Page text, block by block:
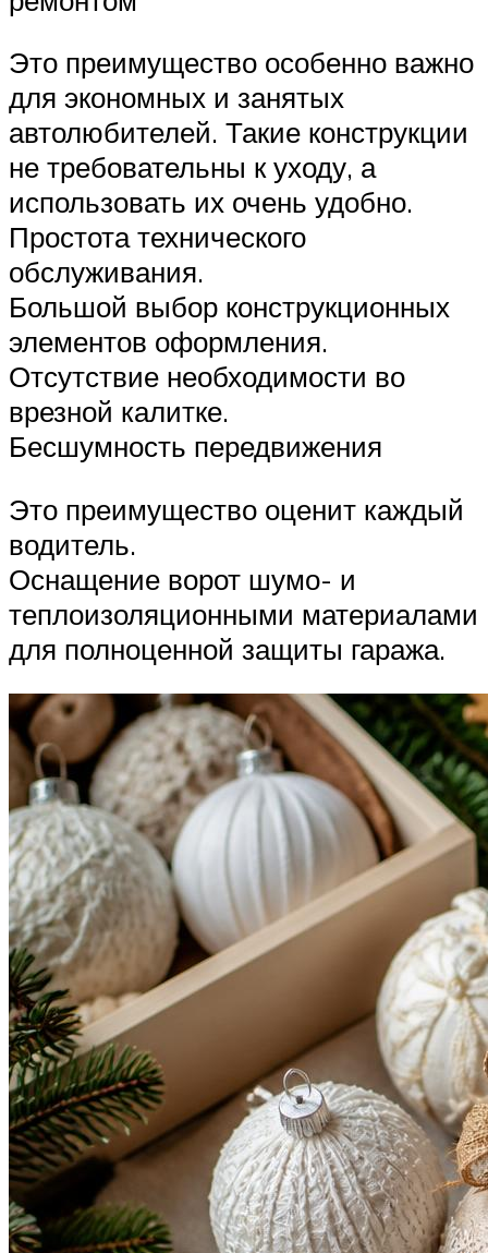
Это преимущество особенно важно
для экономных и занятых
автолюбителей. Такие конструкции
не требовательны к уходу, а
использовать их очень удобно.
Простота технического
обслуживания.
Большой выбор конструкционных
элементов оформления.
Отсутствие необходимости во
врезной калитке.
Бесшумность передвижения
Это преимущество оценит каждый
водитель.
Оснащение ворот шумо- и
теплоизоляционными материалами
для полноценной защиты гаража.